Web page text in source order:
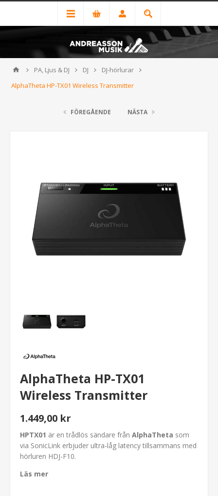
PA, Ljus & DJ DJ
DJ-hörlurar
AlphaTheta HP-TX01 Wireless Transmitter
FÖREGÅENDE NÄSTA
AlphaTheta HP-TX01
Wireless Transmitter
1.449,00 kr
HPTX01 är en trådlös sändare från AlphaTheta som
via SonicLink erbjuder ultra-låg latency tillsammans med
hörluren HDJ-F10.
Läs mer